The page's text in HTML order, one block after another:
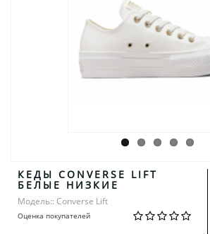
КЕДЫ CONVERSE LIFT
БЕЛЫЕ НИЗКИЕ
Модель:: Converse Lift
Оценка покупателей